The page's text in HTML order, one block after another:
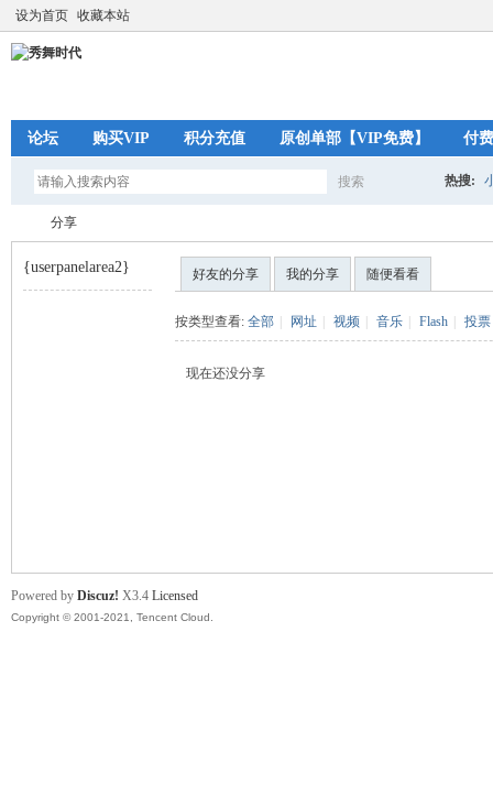
设为首页 收藏本站
论坛 购买VIP 积分充值 原创单部【VIP免费】 付
搜索 热搜:
分享
{userpanelarea2} 好友的分享 我的分享 随便看看
按类型查看: 全部 网址 视频 音乐 Flash 投票
现在还没分享
Powered by Discuz! X3.4 Licensed
Copyright © 2001-2021, Tencent Cloud.